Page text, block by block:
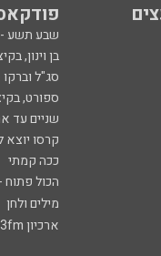
שבע תשע
בן וינון,
סג"ל
ספורט,
שניים עד
קרסו יוצא
ככה קמתי
הכול פתוח
מילים ולחן
ארכיון 103fm